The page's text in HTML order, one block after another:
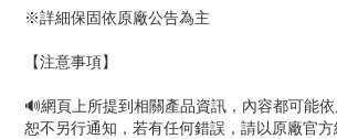
※詳細保固依原廠公告為主
【注意事項】
🔊網頁上所提到相關產品資訊，內容都可能依
恕不另行通知，若有任何錯誤，請以原廠官方